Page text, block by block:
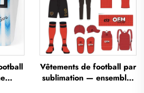
Vêtements de football par
sublimation — ensembles